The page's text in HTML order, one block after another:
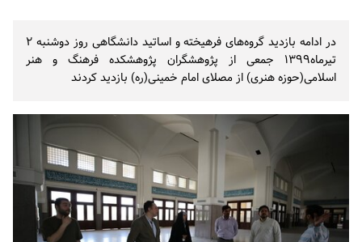
در ادامه بازدید گروه‌های فرهیخته و اساتید دانشگاهی روز دوشنبه ۲
تیرماه۱۳۹۹ جمعی از پژوهشگران پژوهشکده فرهنگ و هنر
اسلامی(حوزه هنری) از مصلای امام خمینی(ره) بازدید کردند